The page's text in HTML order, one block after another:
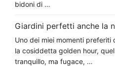
bidoni di …
Giardini perfetti anche la
Uno dei miei momenti
la cosiddetta golden hour,
tranquillo, ma fugace, …